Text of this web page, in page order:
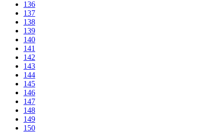
136
137
138
139
140
141
142
143
144
145
146
147
148
149
150